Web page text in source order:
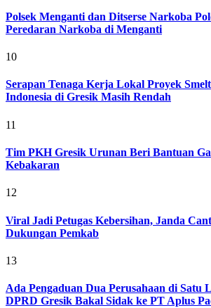
Polsek Menganti dan Ditserse Narkoba
Peredaran Narkoba di Menganti
10
Serapan Tenaga Kerja Lokal Proyek
Indonesia di Gresik Masih Rendah
11
Tim PKH Gresik Urunan Beri Bantuan
Kebakaran
12
Viral Jadi Petugas Kebersihan, Janda
Dukungan Pemkab
13
Ada Pengaduan Dua Perusahaan di Satu
DPRD Gresik Bakal Sidak ke PT Aplus